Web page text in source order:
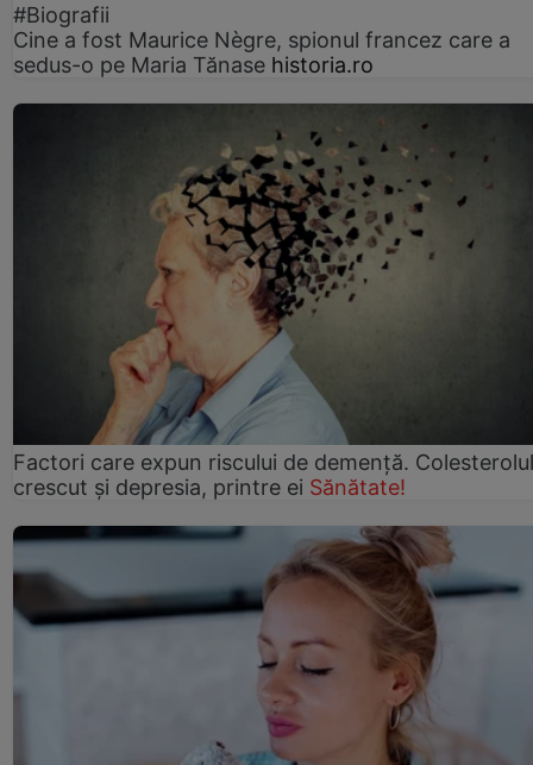
#Biografii
Cine a fost Maurice Nègre, spionul francez care a
sedus-o pe Maria Tănase historia.ro
Factori care expun riscului de demență. Colesterolul
crescut şi depresia, printre ei Sănătate!